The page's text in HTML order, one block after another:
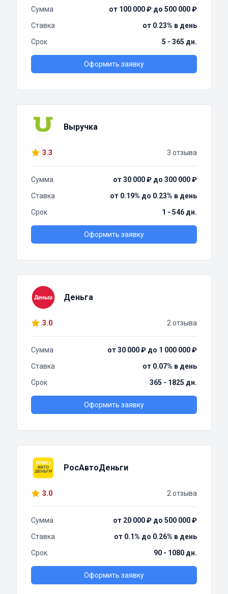
Сумма
от 100 000 ₽ до 500 000 ₽
Ставка
от 0.23% в день
Срок
5 - 365 дн.
Оформить заявку
Выручка
3.3 3 отзыва
Сумма
от 30 000 ₽ до 300 000 ₽
Ставка
от 0.19% до 0.23% в день
Срок
1 - 546 дн.
Оформить заявку
Деньга
3.0 2 отзыва
Сумма
от 30 000 ₽ до 1 000 000 ₽
Ставка
от 0.07% в день
Срок
365 - 1825 дн.
Оформить заявку
РосАвтоДеньги
3.0 2 отзыва
Сумма
от 20 000 ₽ до 500 000 ₽
Ставка
от 0.1% до 0.26% в день
Срок
90 - 1080 дн.
Оформить заявку